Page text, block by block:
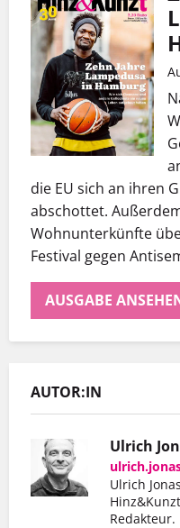
die EU sich an ihren
abschottet.
Wohnunterkünfte
Festival gegen
AUSGABE
AUTOR:IN
Ulrich
Ulrich
Redakteur.